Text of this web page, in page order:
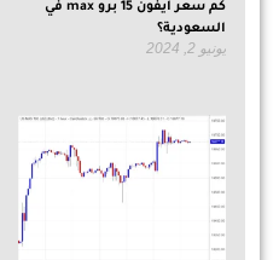
كم سعر ايفون 15 برو max في
السعودية؟
يونيو 2, 2024